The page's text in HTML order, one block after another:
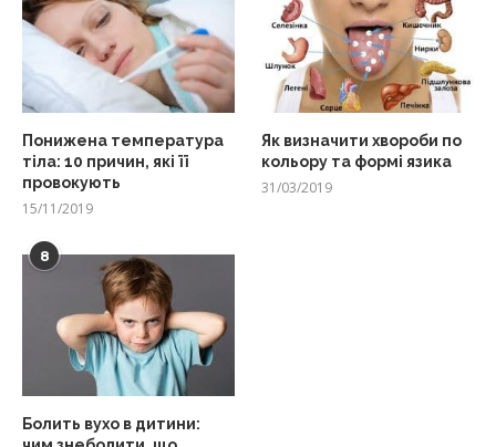
Понижена температура
тіла: 10 причин, які її
провокують
15/11/2019
Як визначити хвороби по
кольору та формі язика
31/03/2019
8
Болить вухо в дитини: